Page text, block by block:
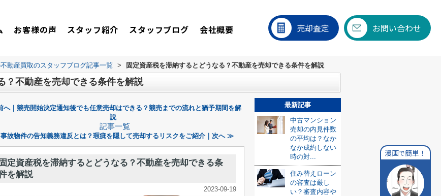
お客様の声 スタッフ紹介 スタッフブログ 会社概要 売却査定 お問い合わせ
漫画で簡単！
動産買取のスタッフブログ記事一覧 > 固定資産税を滞納するとどうなる？不動産を売却できる条件を解説
？不動産を売却できる条件を解説
｜競売開始決定通知後でも任意売却はできる？競売までの流れと猶予期間を解
説
記事一覧
事故物件の告知義務違反とは？瑕疵を隠して売却するリスクをご紹介｜次へ ≫
固定資産税を滞納するとどうなる？不動産を売却できる条
を解説
2023-09-19
最新記事
中古マンション
売却の内見件数
の平均は？なか
なか成約しない
時の対...
住み替えローン
の審査は厳し
い？審査内容や